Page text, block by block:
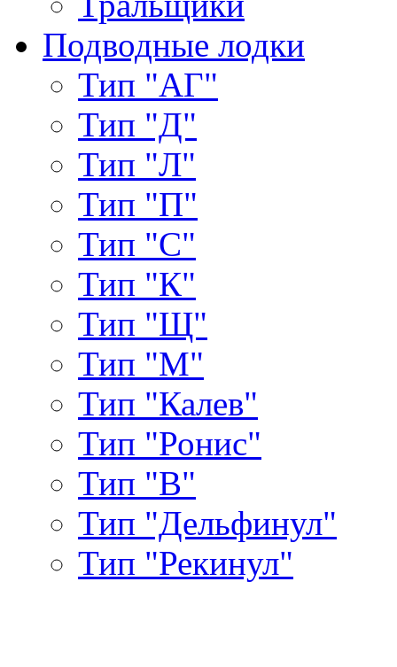
Подводные лодки
Тип "АГ"
Тип "Д"
Тип "Л"
Тип "П"
Тип "С"
Тип "К"
Тип "Щ"
Тип "М"
Тип "Калев"
Тип "Ронис"
Тип "В"
Тип "Дельфинул"
Тип "Рекинул"